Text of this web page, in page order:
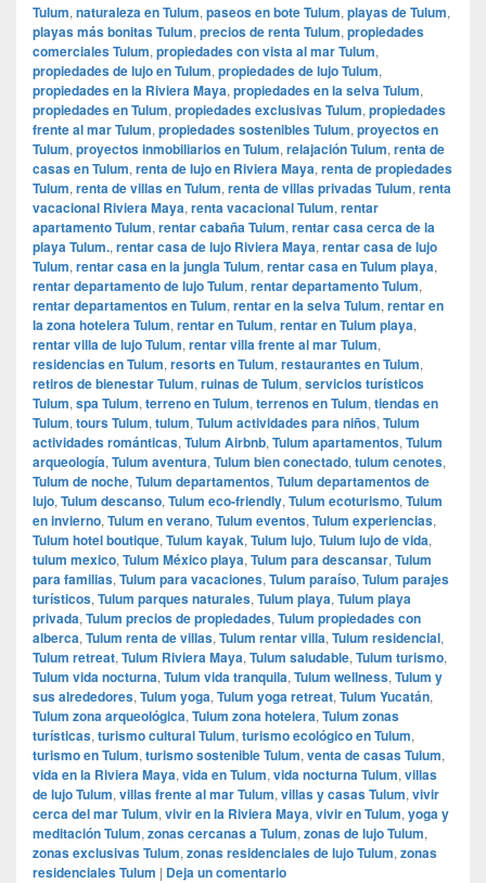
Tulum, naturaleza en Tulum, paseos en bote Tulum, playas de Tulum,
playas más bonitas Tulum, precios de renta Tulum, propiedades
comerciales Tulum, propiedades con vista al mar Tulum,
propiedades de lujo en Tulum, propiedades de lujo Tulum,
propiedades en la Riviera Maya, propiedades en la selva Tulum,
propiedades en Tulum, propiedades exclusivas Tulum, propiedades
frente al mar Tulum, propiedades sostenibles Tulum, proyectos en
Tulum, proyectos inmobiliarios en Tulum, relajación Tulum, renta de
casas en Tulum, renta de lujo en Riviera Maya, renta de propiedades
Tulum, renta de villas en Tulum, renta de villas privadas Tulum, renta
vacacional Riviera Maya, renta vacacional Tulum, rentar
apartamento Tulum, rentar cabaña Tulum, rentar casa cerca de la
playa Tulum., rentar casa de lujo Riviera Maya, rentar casa de lujo
Tulum, rentar casa en la jungla Tulum, rentar casa en Tulum playa,
rentar departamento de lujo Tulum, rentar departamento Tulum,
rentar departamentos en Tulum, rentar en la selva Tulum, rentar en
la zona hotelera Tulum, rentar en Tulum, rentar en Tulum playa,
rentar villa de lujo Tulum, rentar villa frente al mar Tulum,
residencias en Tulum, resorts en Tulum, restaurantes en Tulum,
retiros de bienestar Tulum, ruinas de Tulum, servicios turísticos
Tulum, spa Tulum, terreno en Tulum, terrenos en Tulum, tiendas en
Tulum, tours Tulum, tulum, Tulum actividades para niños, Tulum
actividades románticas, Tulum Airbnb, Tulum apartamentos, Tulum
arqueología, Tulum aventura, Tulum bien conectado, tulum cenotes,
Tulum de noche, Tulum departamentos, Tulum departamentos de
lujo, Tulum descanso, Tulum eco-friendly, Tulum ecoturismo, Tulum
en invierno, Tulum en verano, Tulum eventos, Tulum experiencias,
Tulum hotel boutique, Tulum kayak, Tulum lujo, Tulum lujo de vida,
tulum mexico, Tulum México playa, Tulum para descansar, Tulum
para familias, Tulum para vacaciones, Tulum paraíso, Tulum parajes
turísticos, Tulum parques naturales, Tulum playa, Tulum playa
privada, Tulum precios de propiedades, Tulum propiedades con
alberca, Tulum renta de villas, Tulum rentar villa, Tulum residencial,
Tulum retreat, Tulum Riviera Maya, Tulum saludable, Tulum turismo,
Tulum vida nocturna, Tulum vida tranquila, Tulum wellness, Tulum y
sus alrededores, Tulum yoga, Tulum yoga retreat, Tulum Yucatán,
Tulum zona arqueológica, Tulum zona hotelera, Tulum zonas
turísticas, turismo cultural Tulum, turismo ecológico en Tulum,
turismo en Tulum, turismo sostenible Tulum, venta de casas Tulum,
vida en la Riviera Maya, vida en Tulum, vida nocturna Tulum, villas
de lujo Tulum, villas frente al mar Tulum, villas y casas Tulum, vivir
cerca del mar Tulum, vivir en la Riviera Maya, vivir en Tulum, yoga y
meditación Tulum, zonas cercanas a Tulum, zonas de lujo Tulum,
zonas exclusivas Tulum, zonas residenciales de lujo Tulum, zonas
residenciales Tulum | Deja un comentario